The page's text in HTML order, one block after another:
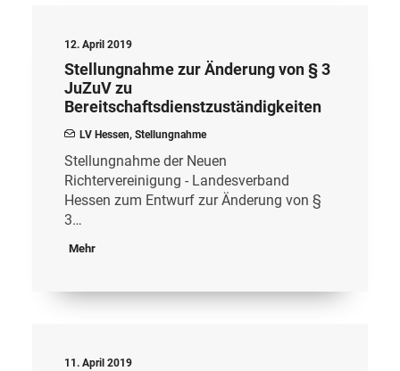
12. April 2019
Stellungnahme zur Änderung von § 3
JuZuV zu
Bereitschaftsdienstzuständigkeiten
LV Hessen, Stellungnahme
Stellungnahme der Neuen
Richtervereinigung - Landesverband
Hessen zum Entwurf zur Änderung von §
3…
Mehr
11. April 2019